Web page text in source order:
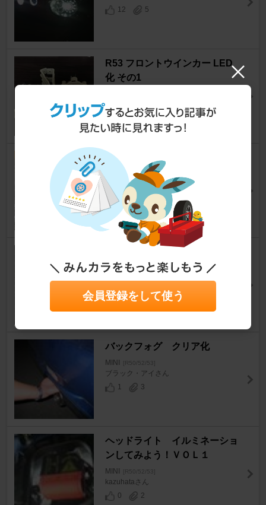
12
5
R53 フロントウインカー LED
化 その1
※ＨＩＲＯ樹※さん
16
0
バックランプ ツインカラーLED
MINI [R50/52/53]
※ＨＩＲＯ樹※さん
16
0
MINI [R50/52/53]
※ＨＩＲＯ樹※さん
14
バックフォグ クリア化
MINI [R50/52/53]
ブラック・アイさん
1
3
ヘッドライト イルミネーショ
ンしてみよう！ＶＯＬ１
MINI [R50/52/53]
kazuhataさん
0
2
会員登録をして使う